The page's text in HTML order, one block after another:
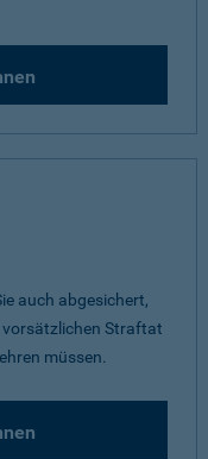
auch abgesichert,
vorsätzlichen Straftat
müssen.